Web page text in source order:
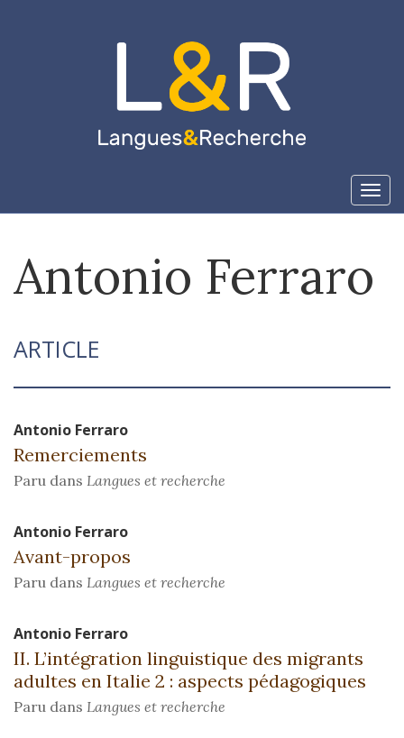
Antonio Ferraro
ARTICLE
Antonio Ferraro
Remerciements
Paru dans Langues et recherche
Antonio Ferraro
Avant-propos
Paru dans Langues et recherche
Antonio Ferraro
II. L’intégration linguistique des migrants
adultes en Italie 2 : aspects pédagogiques
Paru dans Langues et recherche